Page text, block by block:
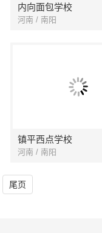
内向面包学校
河南 / 南阳
镇平西点学校
河南 / 南阳
尾页